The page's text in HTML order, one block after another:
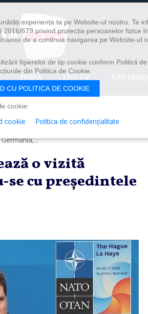
Hrană Live TV
o vizită
cu preşedintele
experiența ta pe Website-ul nostru. Te
679 privind protecția persoanelor fizice
de a continua navigarea pe Website-ul
fişierelor de tip cookie conform Politicii
din Politica de Cookie.
CU POLITICA DE COOKIE
cookie:
cookie Politica de confidențialitate